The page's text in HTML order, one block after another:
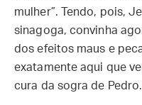
mulher”. Tendo, pois,
sinagoga, convinha
dos efeitos maus e
exatamente aqui que
cura da sogra de Pedro.